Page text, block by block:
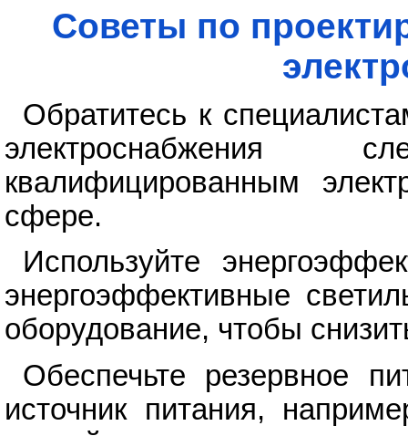
Советы по
Обратитесь к
электроснабжения
квалифицированным
сфере.
Используйте
энергоэффективные
оборудование, чтобы
Обеспечьте резервное
источник питания,